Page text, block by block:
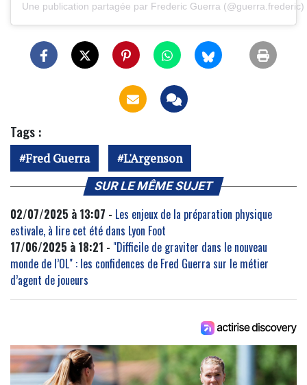
Une publication partagée par Frederic Guerra (@guerra.frederic)
Tags :
Fred Guerra L'Argenson
SUR LE MÊME SUJET
02/07/2025 à 13:07 - Les enjeux de la préparation physique
estivale, à lire cet été dans Lyon Foot
17/06/2025 à 18:21 - "Difficile de graviter dans le nouveau
monde de l’OL" : les confidences de Fred Guerra sur le métier
d’agent de joueurs